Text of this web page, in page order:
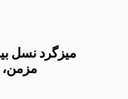
میزگرد نسل
مزمن،